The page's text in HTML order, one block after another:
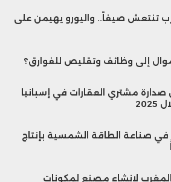
تنتعش صيفاً.. واليورو يهيمن على
إلى وظائف وتقليص للفوارق؟
صدارة مشتري العقارات في إسبانيا
في صناعة الطاقة الشمسية بإنتاج
المغرب لإنشاء مصنع لمكونات